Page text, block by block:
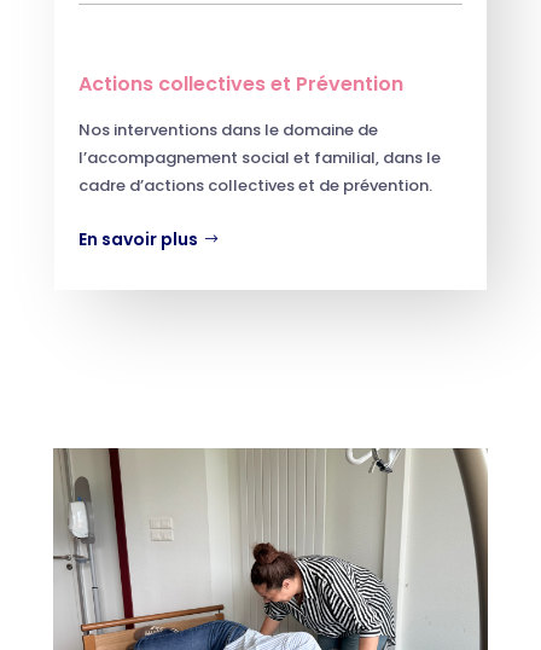
Actions collectives et Prévention
Nos interventions dans le domaine de
l’accompagnement social et familial, dans le
cadre d’actions collectives et de prévention.
En savoir plus